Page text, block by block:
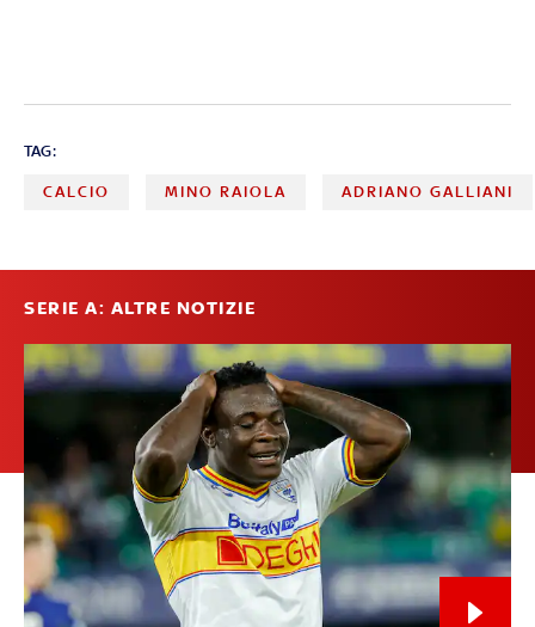
TAG:
CALCIO MINO RAIOLA ADRIANO GALLIANI
SERIE A: ALTRE NOTIZIE